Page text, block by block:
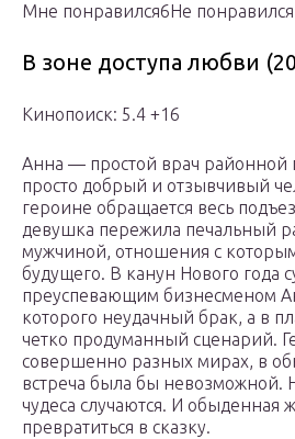
Мне понравился6Не понравился
В зоне доступа любви
Кинопоиск: 5.4 +16
Анна — простой врач районной
просто добрый и отзывчивый
героине обращается весь
девушка пережила печальный
мужчиной, отношения с
будущего. В канун Нового года
преуспевающим бизнесменом
которого неудачный брак, а в
четко продуманный сценарий.
совершенно разных мирах, в
встреча была бы невозможной.
чудеса случаются. И обыденная
превратиться в сказку.